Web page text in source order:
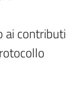
ai contributi